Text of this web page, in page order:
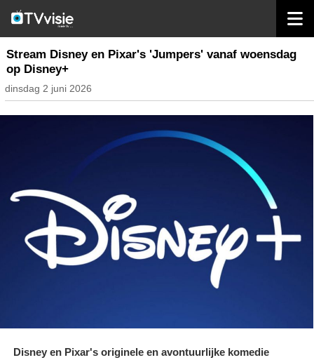
streaming
Stream Disney en Pixar's 'Jumpers' vanaf woensdag
op Disney+
dinsdag 2 juni 2026
Disney en Pixar's originele en avontuurlijke komedie